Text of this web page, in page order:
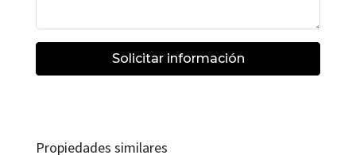
Solicitar información
Propiedades similares